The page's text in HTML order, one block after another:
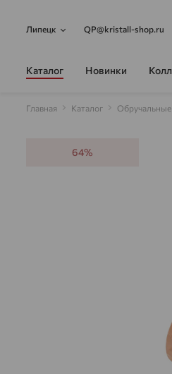
Липецк QP@kristall-shop.ru
Каталог Новинки
Главная Каталог Обручальные
64%